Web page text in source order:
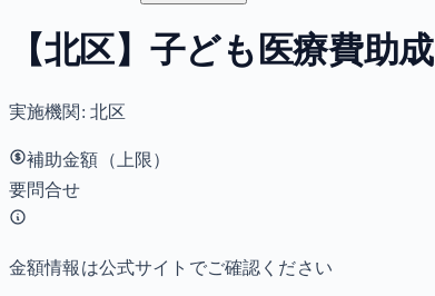
【北区】子ども医療費助成
実施機関: 北区
補助金額（上限）
要問合せ
金額情報は公式サイトでご確認ください